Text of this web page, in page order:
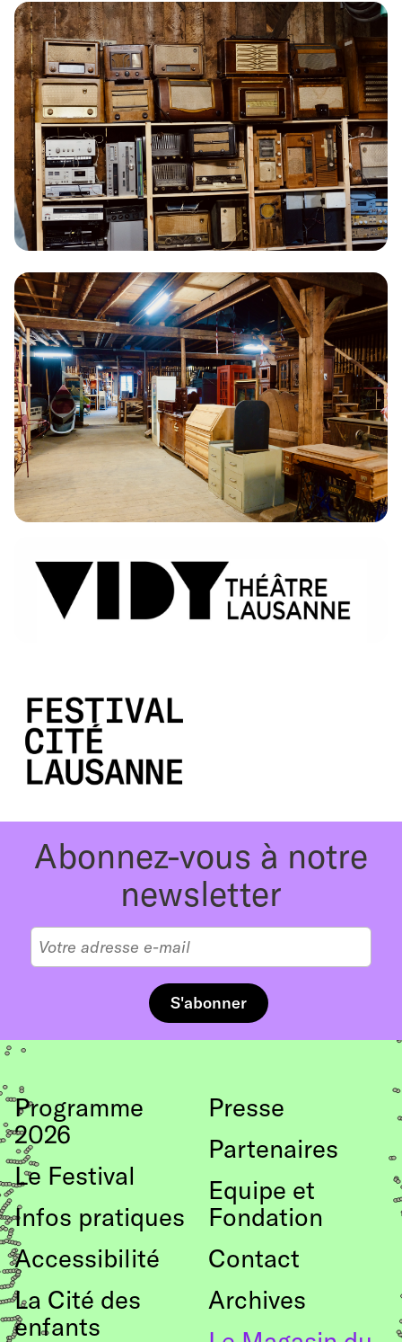
Abonnez-vous à notre
newsletter
Programme
2026
Le Festival
Infos pratiques
Accessibilité
La Cité des
enfants
Presse
Partenaires
Equipe et
Fondation
Contact
Archives